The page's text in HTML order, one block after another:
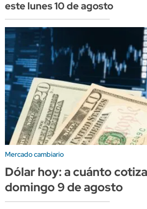
este lunes 10 de agosto
Mercado cambiario
Dólar hoy: a cuánto
domingo 9 de agosto